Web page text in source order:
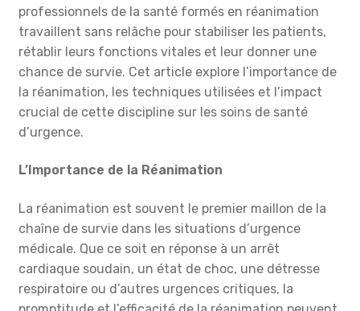
professionnels de la santé formés en réanimation
travaillent sans relâche pour stabiliser les patients,
rétablir leurs fonctions vitales et leur donner une
chance de survie. Cet article explore l’importance de
la réanimation, les techniques utilisées et l’impact
crucial de cette discipline sur les soins de santé
d’urgence.
L’Importance de la Réanimation
La réanimation est souvent le premier maillon de la
chaîne de survie dans les situations d’urgence
médicale. Que ce soit en réponse à un arrêt
cardiaque soudain, un état de choc, une détresse
respiratoire ou d’autres urgences critiques, la